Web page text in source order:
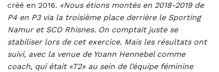
créé en 2016. «Nous étions montés en 2018-2019 de
P4 en P3 via la troisième place derrière le Sporting
Namur et SCO Rhisnes. On comptait juste se
stabiliser lors de cet exercice. Mais les résultats ont
suivi, avec la venue de Yoann Hennebel comme
coach, qui était «T2» au sein de l’équipe féminine